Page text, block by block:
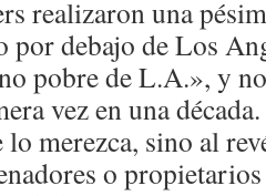
realizaron una
por debajo de Los
pobre de L.A.», y
vez en una
merezca, sino al
o